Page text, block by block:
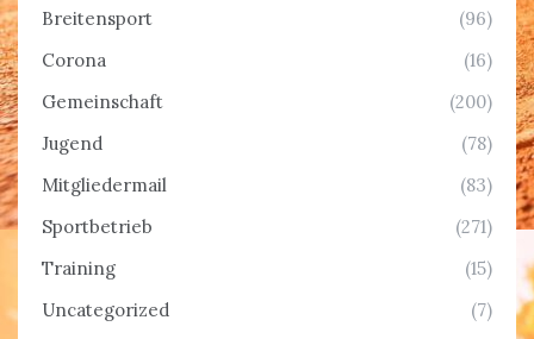
Breitensport
(96)
Corona
(16)
Gemeinschaft
(200)
Jugend
(78)
Mitgliedermail
(83)
Sportbetrieb
(271)
Training
(15)
Uncategorized
(7)